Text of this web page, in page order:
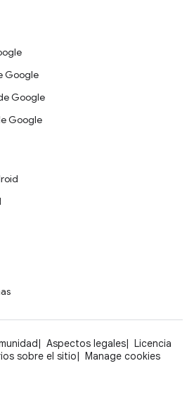
Google
Google
Google
Aspectos legales
Licencia
sobre el sitio Manage cookies